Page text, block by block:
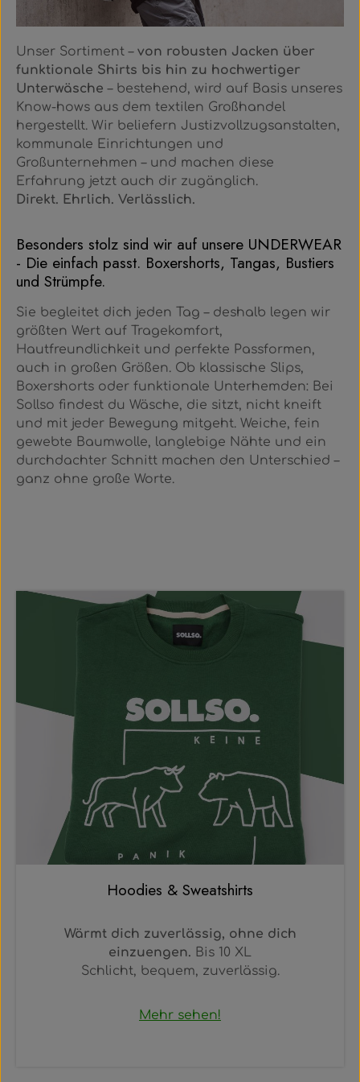
Unser Sortiment – von robusten Jacken über
funktionale Shirts bis hin zu hochwertiger
Unterwäsche – bestehend, wird auf Basis unseres
Know-hows aus dem textilen Großhandel
hergestellt. Wir beliefern Justizvollzugsanstalten,
kommunale Einrichtungen und
Großunternehmen – und machen diese
Erfahrung jetzt auch dir zugänglich.
Direkt. Ehrlich. Verlässlich.
Besonders stolz sind wir auf unsere UNDERWEAR
- Die einfach passt. Boxershorts, Tangas, Bustiers
und Strümpfe.
Sie begleitet dich jeden Tag – deshalb legen wir
größten Wert auf Tragekomfort,
Hautfreundlichkeit und perfekte Passformen,
auch in großen Größen. Ob klassische Slips,
Boxershorts oder funktionale Unterhemden: Bei
Sollso findest du Wäsche, die sitzt, nicht kneift
und mit jeder Bewegung mitgeht. Weiche, fein
gewebte Baumwolle, langlebige Nähte und ein
durchdachter Schnitt machen den Unterschied –
ganz ohne große Worte.
Hoodies & Sweatshirts
Wärmt dich zuverlässig, ohne dich
einzuengen. Bis 10 XL
Schlicht, bequem, zuverlässig.
Mehr sehen!